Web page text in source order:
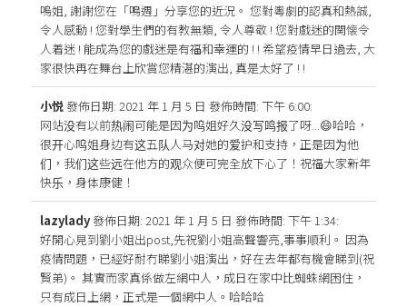
嗚姐, 謝謝您在「鳴週」分享您的近況。 您對粵劇的認真和熱誠,
令人感動 ! 您對學生們的有教無類, 令人尊敬 ! 您對戲迷的関懐令
人着迷 ! 能成為您的戲迷是有福和幸運的 ! ! 希望疫情早日過去, 大
家很快再在舞台上欣賞您精湛的演出, 真是太好了 ! !
小悦發佈日期: 2021 年 1 月 5 日 發佈時間: 下午 6:00:
网站没有以前热闹可能是因为呜姐好久没写鸣报了呀...😄哈哈，
很开心呜姐身边有这五队人马对她的爱护和支持，正是因为他
们，我们这些远在他方的观众便可完全放下心了！祝福大家新年
快乐，身体康健！
lazylady發佈日期: 2021 年 1 月 5 日 發佈時間: 下午 1:34:
好開心見到劉小姐出post,先祝劉小姐高聲響亮,事事順利。 因為
疫情問題，已經好耐冇睇劉小姐演出，好在去年都有機會睇到(祝
賢弟)。 其實而家真係做左網中人，成日在家中比蜘蛛網困住，
只有成日上網，正式是一個網中人。哈哈哈